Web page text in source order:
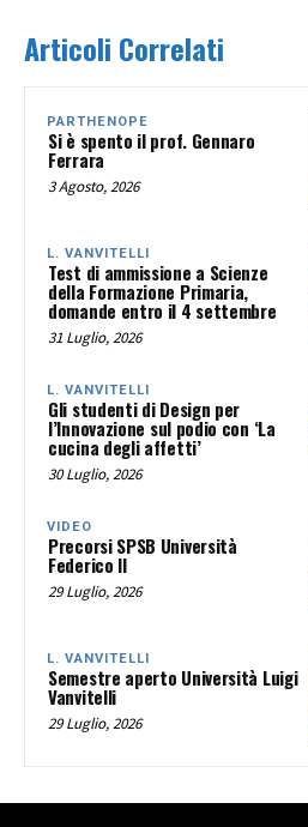
Articoli Correlati
PARTHENOPE
Si è spento il prof. Gennaro
Ferrara
3 Agosto, 2026
L. VANVITELLI
Test di ammissione a Scienze
della Formazione Primaria,
domande entro il 4 settembre
31 Luglio, 2026
L. VANVITELLI
Gli studenti di Design per
l’Innovazione sul podio con ‘La
cucina degli affetti’
30 Luglio, 2026
VIDEO
Precorsi SPSB Università
Federico II
29 Luglio, 2026
L. VANVITELLI
Semestre aperto Università Luigi
Vanvitelli
29 Luglio, 2026